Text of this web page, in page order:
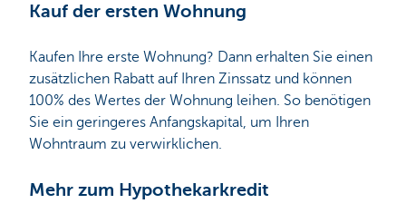
Kauf der ersten Wohnung
Kaufen Ihre erste Wohnung? Dann erhalten Sie einen
zusätzlichen Rabatt auf Ihren Zinssatz und können
100% des Wertes der Wohnung leihen. So benötigen
Sie ein geringeres Anfangskapital, um Ihren
Wohntraum zu verwirklichen.
Mehr zum Hypothekarkredit